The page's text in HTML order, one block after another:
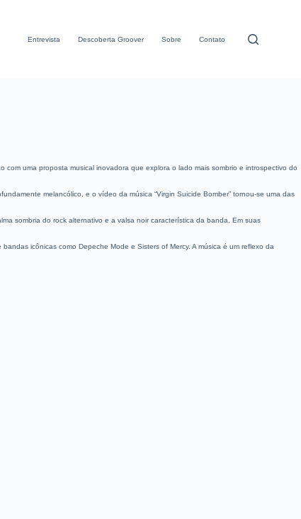
Entrevista Descoberta Groover Sobre Contato
uma proposta musical inovadora que explora o lado mais sombrio e introspectivo do
melancólico, e o vídeo da música “Virgin Suicide Bomber” tornou-se uma das
sombria do rock alternativo e a valsa noir característica da banda. Em suas
icônicas como Depeche Mode e Sisters of Mercy. A música é um reflexo da